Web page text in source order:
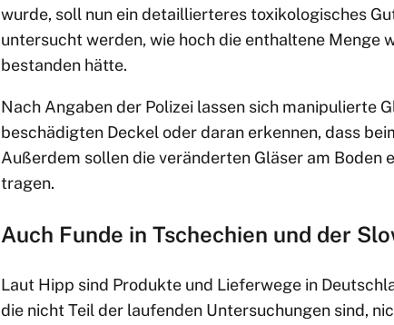
wurde, soll nun ein detaillierteres toxikologisches
untersucht werden, wie hoch die enthaltene Menge
bestanden hätte.
Nach Angaben der Polizei lassen sich manipulierte
beschädigten Deckel oder daran erkennen, dass
Außerdem sollen die veränderten Gläser am Boden
tragen.
Auch Funde in Tschechien und der
Laut Hipp sind Produkte und Lieferwege in
die nicht Teil der laufenden Untersuchungen sind,